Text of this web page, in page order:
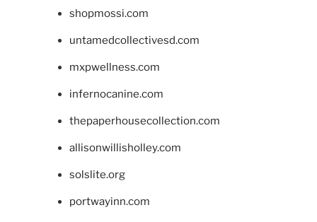
shopmossi.com
untamedcollectivesd.com
mxpwellness.com
infernocanine.com
thepaperhousecollection.com
allisonwillisholley.com
solslite.org
portwayinn.com